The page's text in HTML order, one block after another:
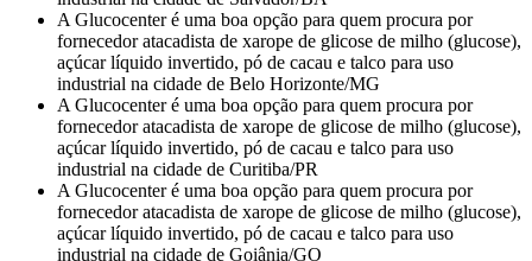
A Glucocenter é uma boa opção para quem procura por
fornecedor atacadista de xarope de glicose de milho (glucose),
açúcar líquido invertido, pó de cacau e talco para uso
industrial na cidade de Belo Horizonte/MG
A Glucocenter é uma boa opção para quem procura por
fornecedor atacadista de xarope de glicose de milho (glucose),
açúcar líquido invertido, pó de cacau e talco para uso
industrial na cidade de Curitiba/PR
A Glucocenter é uma boa opção para quem procura por
fornecedor atacadista de xarope de glicose de milho (glucose),
açúcar líquido invertido, pó de cacau e talco para uso
industrial na cidade de Goiânia/GO